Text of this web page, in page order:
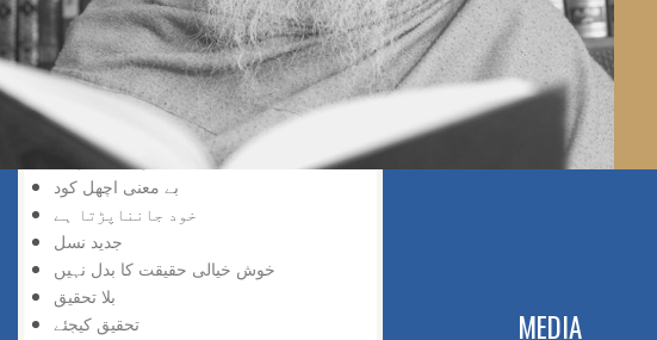
عقل کا استعمال
لچک بھی ضروری ہے
مشتعل نہ ہو
محفوظ سفر
الٹی چھلانگ
سب سے زیادہ خطرناک
بے معنی اچھل کود
خود جانناپڑتا ہے
جدید نسل
خوش خیالی حقیقت کا بدل نہیں
بلا تحقیق
تحقیق کیجئے
MEDIA